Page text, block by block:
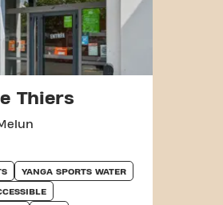
Thiers
YANGA SPORTS WATER